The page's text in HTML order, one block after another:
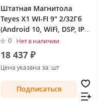
Штатная Магнитола
Teyes X1 WI-FI 9" 2/32Гб
(Android 10, WiFi, DSP, IPS)
для FAW Besturn B30 I
2015 - 2020
0 Нет в наличии
18 437 ₽
Цена указана за: шт
Подписаться